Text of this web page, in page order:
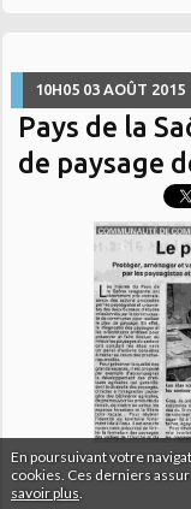
En poursuivant votre
cookies. Ces derniers
savoir plus
10H05 03 AOÛT 2015
Pays de la
de paysage